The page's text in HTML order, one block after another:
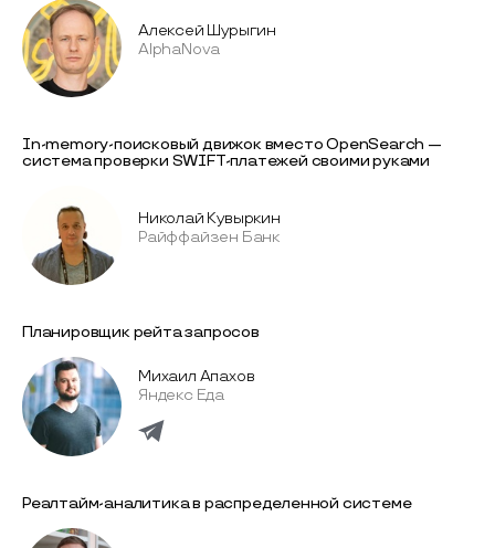
Алексей Шурыгин
AlphaNova
In-memory-поисковый движок вместо OpenSearch —
система проверки SWIFT-платежей своими руками
Николай Кувыркин
Райффайзен Банк
Планировщик рейта запросов
Михаил Апахов
Яндекс Еда
Реалтайм-аналитика в распределенной системе